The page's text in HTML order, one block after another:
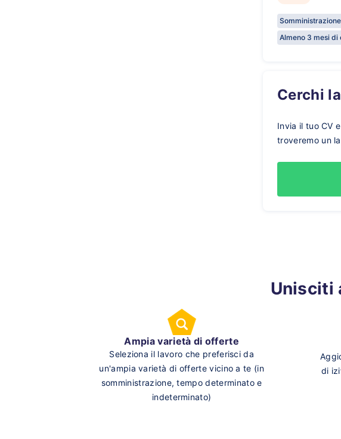
Somministrazione
Almeno 3 mesi di
Cerchi
Invia il tuo CV
troveremo un
Unisciti
Ampia varietà di offerte
Seleziona il lavoro che preferisci da
un'ampia varietà di offerte vicino a te (in
somministrazione, tempo determinato e
indeterminato)
di